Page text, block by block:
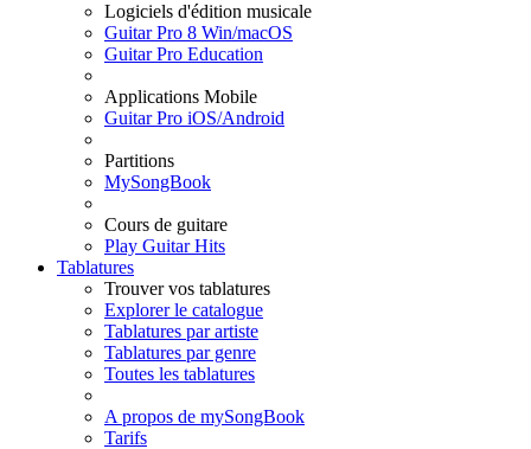
Logiciels d'édition musicale
Guitar Pro 8 Win/macOS
Guitar Pro Education
Applications Mobile
Guitar Pro iOS/Android
Partitions
MySongBook
Cours de guitare
Play Guitar Hits
Tablatures
Trouver vos tablatures
Explorer le catalogue
Tablatures par artiste
Tablatures par genre
Toutes les tablatures
A propos de mySongBook
Tarifs